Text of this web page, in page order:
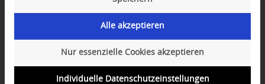
Alle akzeptieren
Nur essenzielle Cookies akzeptieren
Individuelle Datenschutzeinstellungen